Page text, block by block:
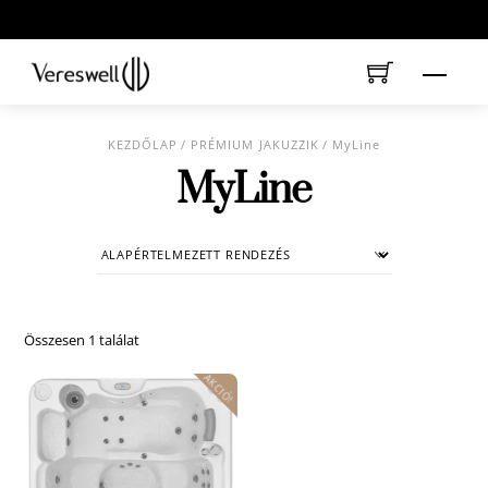
to
content
Menu
KEZDŐLAP / PRÉMIUM JAKUZZIK / MyLine
MyLine
Összesen 1 találat
AKCIÓ!